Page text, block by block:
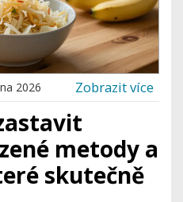
2026 Zobrazit více
metody a
skutečně